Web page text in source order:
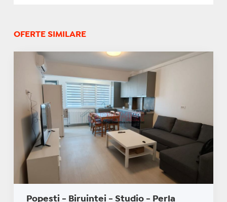
OFERTE SIMILARE
Popesti - Biruintei - Studio - Perla